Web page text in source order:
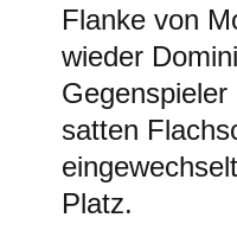
Flanke von
wieder
satten
Platz.